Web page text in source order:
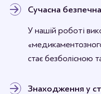
Сучасна безпечна
У нашій роботі
стає безболісною
Знаходження у